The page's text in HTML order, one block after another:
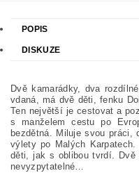
POPIS
DISKUZE
Dvě kamarádky, dva
vdaná, má dvě děti, fenku
Ten největší je cestovat a
s manželem cestu po
bezdětná. Miluje svou práci,
výlety po Malých
děti, jak s oblibou tvrdí.
nevyzpytatelné…